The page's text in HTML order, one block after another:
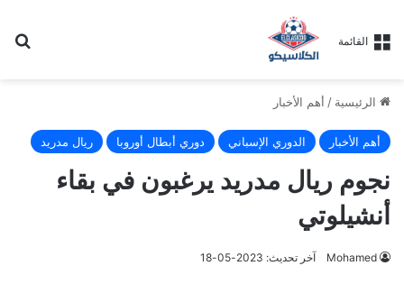
القائمة
الرئيسية / أهم الأخبار
أهم الأخبار الدوري الإسباني دوري أبطال أوروبا ريال مدريد
نجوم ريال مدريد يرغبون في بقاء
أنشيلوتي
Mohamed آخر تحديث: 2023-05-18